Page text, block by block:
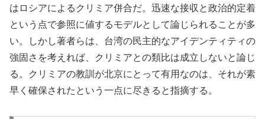
はロシアによるクリミア併合だ。迅速な接収と政治的定着
という点で参照に値するモデルとして論じられることが多
い。しかし著者らは、台湾の民主的なアイデンティティの
強固さを考えれば、クリミアとの類比は成立しないと論じ
る。クリミアの教訓が北京にとって有用なのは、それが素
早く確保されたという一点に尽きると指摘する。